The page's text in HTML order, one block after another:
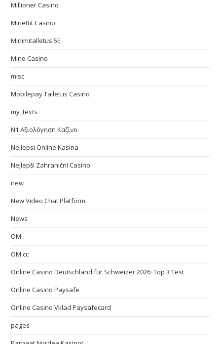
Millioner Casino
MineBit Casino
Minimitalletus 5E
Mino Casino
misc
Mobilepay Talletus Casino
my_texts
N1 Αξιολόγηση Καζίνο
Nejlepsi Online Kasina
Nejlepší Zahraniční Casino
new
New Video Chat Platform
News
OM
OM cc
Online Casino Deutschland für Schweizer 2026: Top 3 Test
Online Casino Paysafe
Online Casino Vklad Paysafecard
pages